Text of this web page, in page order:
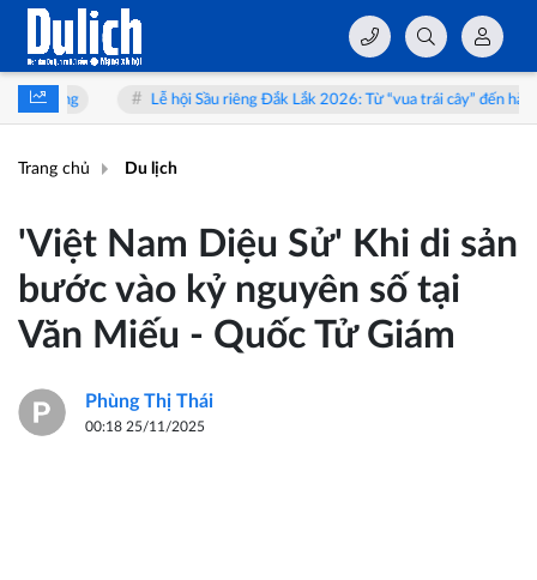
Lễ hội Sầu riêng Đắk Lắk 2026: Từ “vua trái cây” đến hành trình trải nghiệm
Trang chủ Du lịch
'Việt Nam Diệu Sử' Khi di sản
bước vào kỷ nguyên số tại
Văn Miếu - Quốc Tử Giám
Phùng Thị Thái
00:18 25/11/2025